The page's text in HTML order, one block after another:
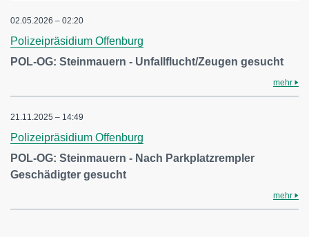
02.05.2026 – 02:20
Polizeipräsidium Offenburg
POL-OG: Steinmauern - Unfallflucht/Zeugen gesucht
mehr
21.11.2025 – 14:49
Polizeipräsidium Offenburg
POL-OG: Steinmauern - Nach Parkplatzrempler
Geschädigter gesucht
mehr